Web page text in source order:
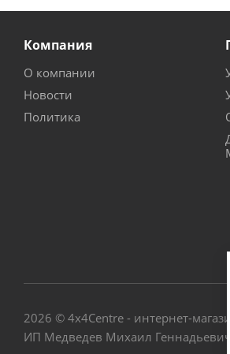
Компания
О компании
Новости
Политика
2026 © 4х4Centre - интернет-
ИП Медведев Михаил